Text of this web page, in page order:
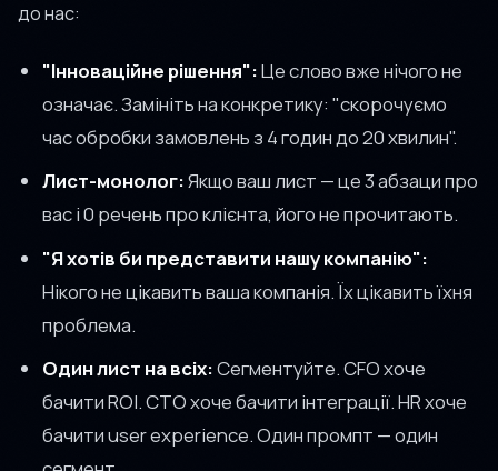
до нас:
"Інноваційне рішення":Це слово вже нічого не
означає. Замініть на конкретику: "скорочуємо
час обробки замовлень з 4 годин до 20 хвилин".
Лист-монолог:Якщо ваш лист — це 3 абзаци про
вас і 0 речень про клієнта, його не прочитають.
"Я хотів би представити нашу компанію":
Нікого не цікавить ваша компанія. Їх цікавить їхня
проблема.
Один лист на всіх:Сегментуйте. CFO хоче
бачити ROI. CTO хоче бачити інтеграції. HR хоче
бачити user experience. Один промпт — один